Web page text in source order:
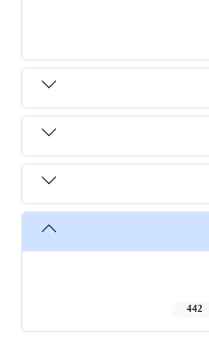
442